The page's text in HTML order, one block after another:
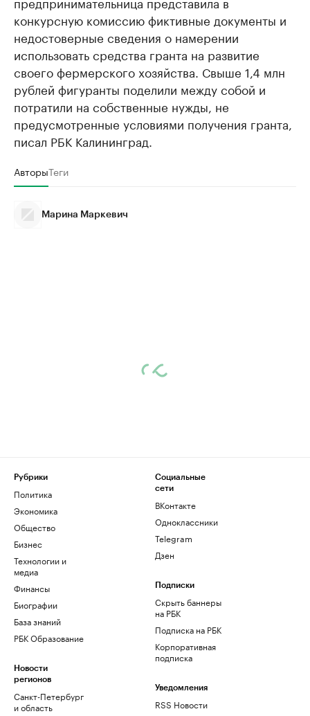
конкурсную комиссию фиктивные документы и
недостоверные сведения о намерении
использовать средства гранта на развитие
своего фермерского хозяйства. Свыше 1,4 млн
рублей фигуранты поделили между собой и
потратили на собственные нужды, не
предусмотренные условиями получения гранта,
писал РБК Калининград.
АвторыТеги
Марина Маркевич
Рубрики
Политика
Экономика
Общество
Бизнес
Технологии и
медиа
Финансы
Биографии
База знаний
РБК Образование
Новости
регионов
Санкт-Петербург
и область
Социальные
сети
ВКонтакте
Одноклассники
Telegram
Дзен
Подписки
Скрыть баннеры
на РБК
Подписка на РБК
Корпоративная
подписка
Уведомления
RSS Новости